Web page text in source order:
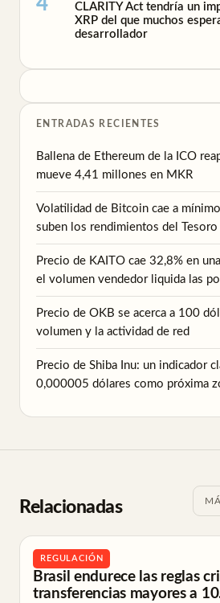
CLARITY Act tendría un
XRP del que muchos
desarrollador
ENTRADAS RECIENTES
Ballena de Ethereum de la ICO
mueve 4,41 millones en MKR
Volatilidad de Bitcoin cae a
suben los rendimientos del Tesoro
Precio de KAITO cae 32,8% en
el volumen vendedor liquida las
Precio de OKB se acerca a 100
volumen y la actividad de red
Precio de Shiba Inu: un indicador
0,000005 dólares como próxima
Relacionadas
REGULACIÓN
Brasil endurece las reglas
transferencias mayores a